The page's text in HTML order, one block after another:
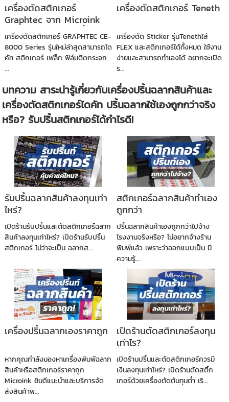
เครื่องตัดสติกเกอร์
Graphtec จาก Microink
สอนการใช้งานฟรีทุกขั้นตอน
เครื่องตัดสติกเกอร์ GRAPHTEC CE-
8000 Series รุ่นใหม่ล่าสุดสามารถได
คัท สติกเกอร์ เฟล็ก ฟิล์มติดกระจก
...
เครื่องตัดสติกเกอร์ Teneth
เครื่องตัด Sticker รุ่นTenethใส่
FLEX และสติกเกอร์ได้ทั้งหมด ใช้งาน
ง่ายและสามารถทำเองได้ อยากจะเปิด
ร...
บทความ สาระน่ารู้เกี่ยวกับเครื่องปริ้นฉลากสินค้าและ
เครื่องตัดสติกเกอร์ไดคัท ปริ้นฉลากใช้เองถูกกว่าจริง
หรือ? รับปริ้นสติกเกอร์ได้กำไรดี!
รับปริ้นฉลากสินค้าลงทุนเท่า
ไหร่?
เปิดร้านรับปริ้นและตัดสติกเกอร์ฉลาก
สินค้าลงทุนเท่าไหร่? เปิดร้านรับปริ้น
สติกเกอร์ ไม่ว่าจะเป็น ฉลากส...
สติกเกอร์ฉลากสินค้าทำเอง
ถูกกว่า
ปริ้นฉลากสินค้าเองถูกกว่าไปจ้าง
โรงงานจริงหรือ? ไม่อยากจ้างร้าน
พิมพ์แล้ว เพราะว่าออกแบบเป็น มี
ความรู้...
เครื่องปริ้นฉลากเองราคาถูก
หากคุณกำลังมองหาเครื่องพิมพ์ฉลาก
สินค้าหรือสติกเกอร์ราคาถูก
Microink ยินดีแนะนำและบริการจัด
ส่งสินค้าพ...
เปิดร้านตัดสติกเกอร์ลงทุน
เท่าไร?
เปิดร้านปริ้นและตัดสติกเกอร์ควรมี
เงินลงทุนเท่าไหร่? เปิดร้านตัดสติ้ก
เกอร์ด้วยเครื่องตัดต้นทุนต่ำ เริ...